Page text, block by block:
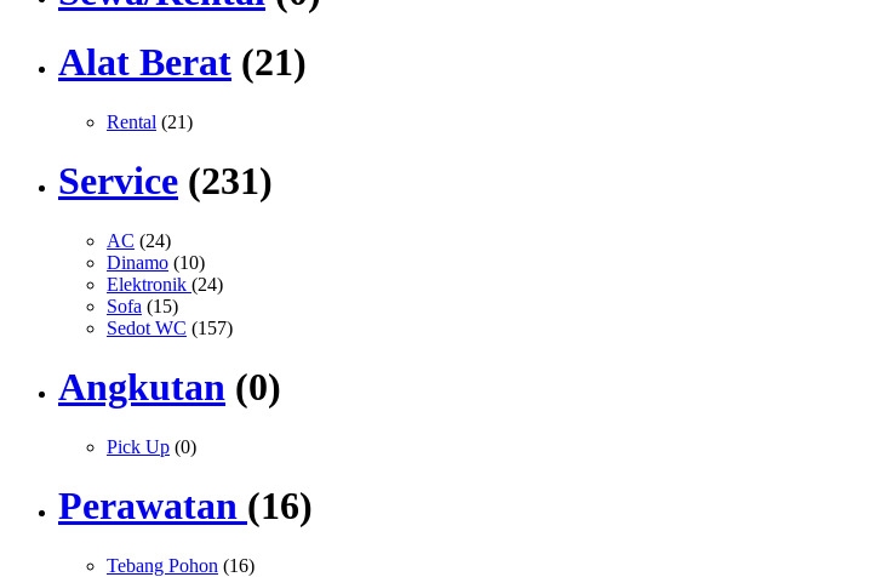
Alat Berat (21)
Rental (21)
Service (231)
AC (24)
Dinamo (10)
Elektronik (24)
Sofa (15)
Sedot WC (157)
Angkutan (0)
Pick Up (0)
Perawatan (16)
Tebang Pohon (16)